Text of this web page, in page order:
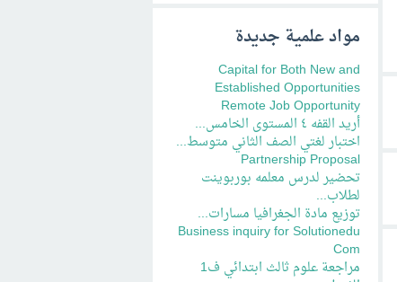
مواد علمية جديدة
Capital for Both New and
Established Opportunities
Remote Job Opportunity
أريد القفه ٤ المستوى الخامس...
اختبار لغتي الصف الثاني متوسط...
Partnership Proposal
تحضير لدرس معلمه بوربوينت
لطلاب...
توزيع مادة الجغرافيا مسارات...
Business inquiry for Solutionedu
Com
مراجعة علوم ثالث ابتدائي ف1